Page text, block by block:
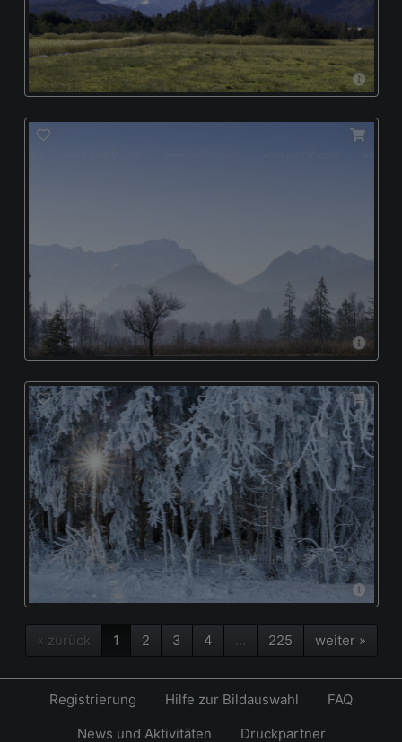
« zurück 1 2 3 4 … 225 weiter »
Registrierung Hilfe zur Bildauswahl
FAQ
News und Aktivitäten
Druckpartner